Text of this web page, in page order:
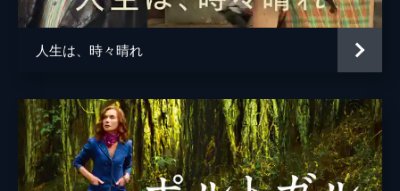
人生は、時々晴れ